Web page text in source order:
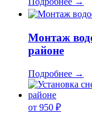
Монтаж
районе
Подробнее →
от 950 ₽